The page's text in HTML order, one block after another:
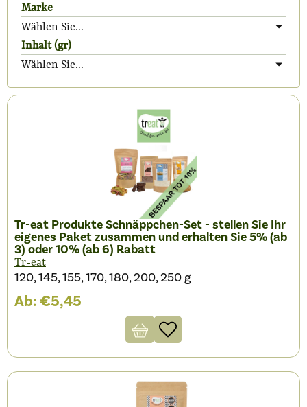
Marke
Wählen Sie...
Inhalt (gr)
Wählen Sie...
Tr-eat Produkte Schnäppchen-Set - stellen Sie Ihr
eigenes Paket zusammen und erhalten Sie 5% (ab
3) oder 10% (ab 6) Rabatt
Tr-eat
120, 145, 155, 170, 180, 200, 250 g
Ab:€5,45